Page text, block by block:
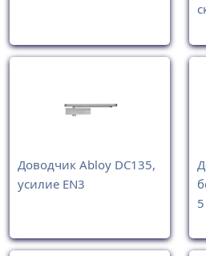
Доводчик Abloy DC135,
усилие EN3